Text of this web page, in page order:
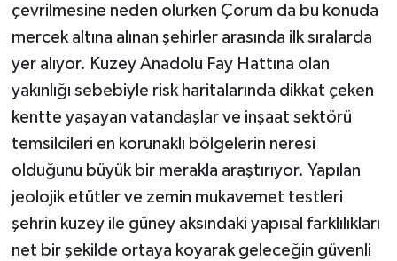
çevrilmesine neden olurken Çorum da bu konuda
mercek altına alınan şehirler arasında ilk sıralarda
yer alıyor. Kuzey Anadolu Fay Hattına olan
yakınlığı sebebiyle risk haritalarında dikkat çeken
kentte yaşayan vatandaşlar ve inşaat sektörü
temsilcileri en korunaklı bölgelerin neresi
olduğunu büyük bir merakla araştırıyor. Yapılan
jeolojik etütler ve zemin mukavemet testleri
şehrin kuzey ile güney aksındaki yapısal farklılıkları
net bir şekilde ortaya koyarak geleceğin güvenli